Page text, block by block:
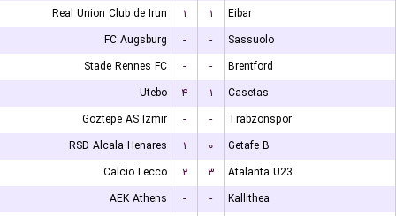
Real Union Club de Irun
۱ ۱
Eibar
FC Augsburg
- -
Sassuolo
Stade Rennes FC
- -
Brentford
Utebo
۴ ۱
Casetas
Goztepe AS Izmir
- -
Trabzonspor
RSD Alcala Henares
۱ ۰
Getafe B
Calcio Lecco
۲ ۳
Atalanta U23
AEK Athens
- -
Kallithea